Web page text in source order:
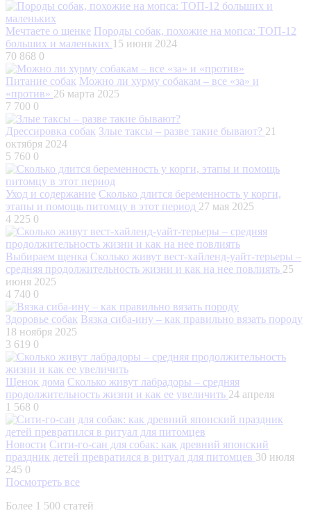
Мечтаете о щенке Породы собак, похожие на мопса: ТОП-12
больших и маленьких 15 июня 2024
70 868 0
Питание собак Можно ли хурму собакам – все «за» и
«против» 26 марта 2025
7 700 0
Дрессировка собак Злые таксы – разве такие бывают? 21
октября 2024
5 760 0
Уход и содержание Сколько длится беременность у корги,
этапы и помощь питомцу в этот период 27 мая 2025
4 225 0
Выбираем щенка Сколько живут вест-хайленд-уайт-терьеры –
средняя продолжительность жизни и как на нее повлиять 25
июня 2025
4 740 0
Здоровье собак Вязка сиба-ину – как правильно вязать породу
18 ноября 2025
3 619 0
Щенок дома Сколько живут лабрадоры – средняя
продолжительность жизни и как ее увеличить 24 апреля
1 568 0
Новости Сити-го-сан для собак: как древний японский
праздник детей превратился в ритуал для питомцев 30 июля
245 0
Посмотреть все
Более 1 500 статей